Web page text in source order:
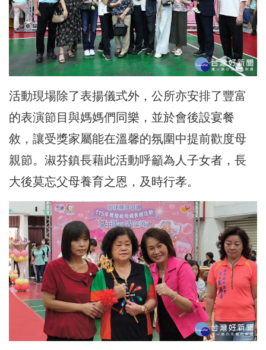
活動現場除了表揚儀式外，公所亦安排了豐富
的表演節目與媽媽們同樂，並於會後設宴餐
敘，讓受獎家屬能在溫馨的氛圍中提前歡度母
親節。淑芬鎮長藉此活動呼籲為人子女者，長
大後莫忘父母養育之恩，及時行孝。